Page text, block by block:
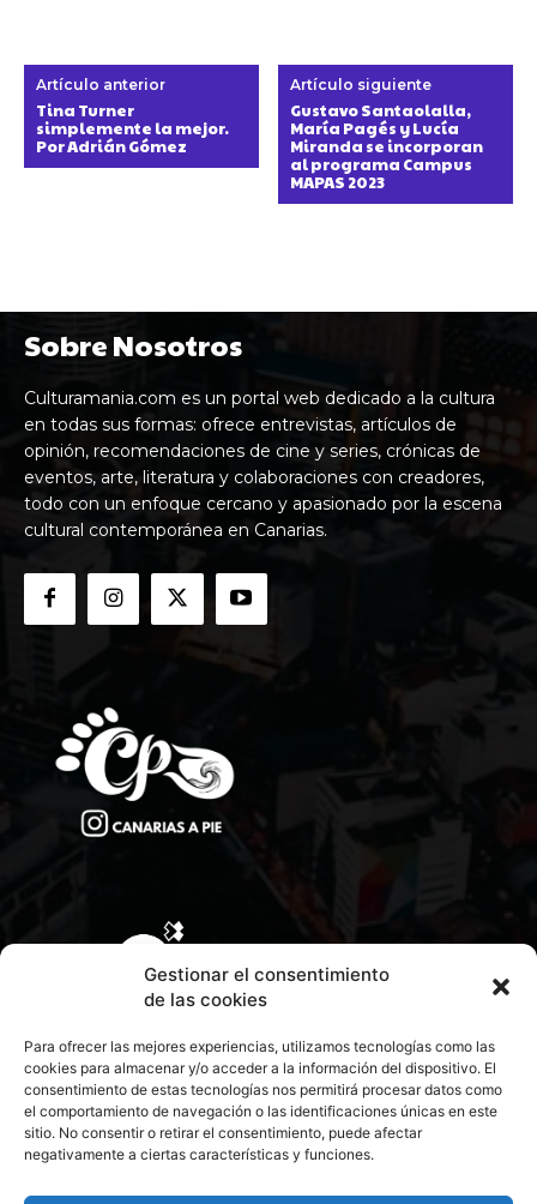
Gestionar el consentimiento
de las cookies
Para ofrecer las mejores experiencias, utilizamos tecnologías como las
cookies para almacenar y/o acceder a la información del dispositivo. El
consentimiento de estas tecnologías nos permitirá procesar datos como
el comportamiento de navegación o las identificaciones únicas en este
sitio. No consentir o retirar el consentimiento, puede afectar
negativamente a ciertas características y funciones.
Artículo anterior
Tina Turner
simplemente la mejor.
Por Adrián Gómez
Artículo siguiente
Gustavo Santaolalla,
María Pagés y Lucía
Miranda se incorporan
al programa Campus
MAPAS 2023
Sobre Nosotros
Culturamania.com es un portal web dedicado a la cultura
en todas sus formas: ofrece entrevistas, artículos de
opinión, recomendaciones de cine y series, crónicas de
eventos, arte, literatura y colaboraciones con creadores,
todo con un enfoque cercano y apasionado por la escena
cultural contemporánea en Canarias.
CONTACTA CON NOSOTROS